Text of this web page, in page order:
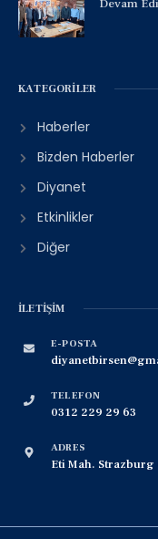
Devam
KATEGORILER
Haberler
Bizden Haberler
Diyanet
Etkinlikler
Diğer
İLETIŞIM
E-POSTA
TELEFON
0312 229 29 63
ADRES
Eti Mah. Strazburg